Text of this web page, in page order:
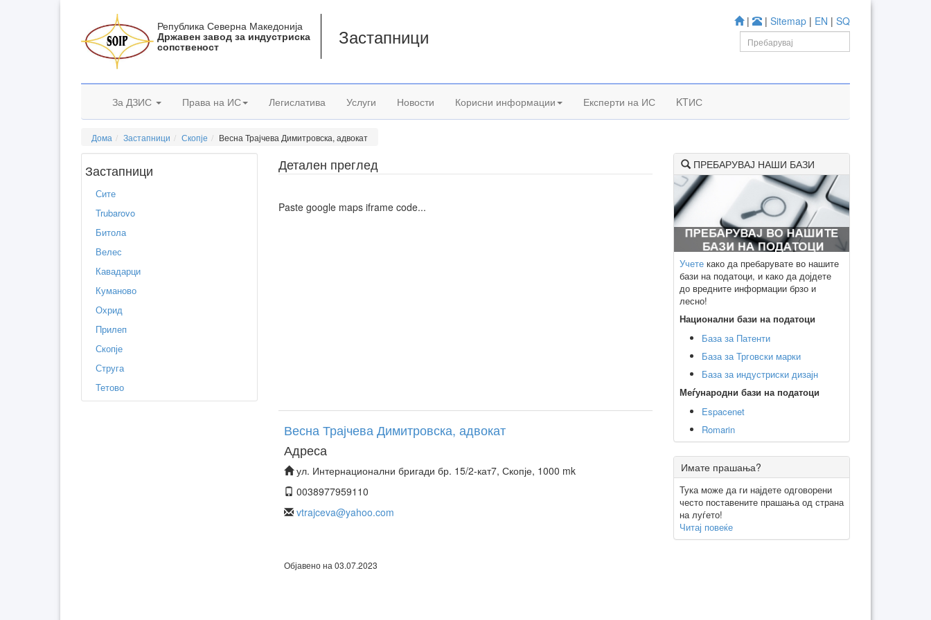
| | Sitemap | EN | SQ
Република Северна Македонија
Државен завод за индустриска
сопственост Застапници
За ДЗИС Права на ИС Легислатива Услуги Новости Корисни информации Експерти на ИС KTИС
Дома Застапници Скопје Весна Трајчева Димитровска, адвокат
Застапници
Сите
Trubarovo
Битола
Велес
Кавадарци
Куманово
Охрид
Прилеп
Скопје
Струга
Тетово
Детален преглед
Paste google maps iframe code...
Весна Трајчева Димитровска, адвокат
Адреса
ул. Интернационални бригади бр. 15/2-кат7, Скопје, 1000 mk
0038977959110
vtrajceva@yahoo.com
Објавено на 03.07.2023
ПРЕБАРУВАЈ НАШИ БАЗИ
Учете како да пребарувате во нашите
бази на податоци, и како да дојдете
до вредните информации брзо и
лесно!
Национални бази на податоци
База за Патенти
База за Трговски марки
База за индустриски дизајн
Меѓународни бази на податоци
Espacenet
Romarin
Имате прашања?
Тука може да ги најдете одговорени
често поставените прашања од страна
на луѓето!
Читај повеќе